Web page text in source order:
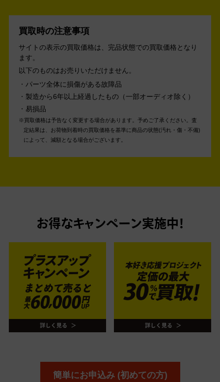
買取時の注意事項
サイトの表示の買取価格は、完品状態での買取価格となり
ます。
以下のものはお売りいただけません。
パーツ全体に損傷がある故障品
製造から6年以上経過したもの（一部オーディオ除く）
易損品
買取価格は予告なく変更する場合があります。予めご了承ください。 査
定結果は、お荷物到着時の買取価格を基準に商品の状態(汚れ・傷・不備)
によって、減額となる場合がございます。
お得なキャンペーン実施中！
簡単にお申込み (初めての方)